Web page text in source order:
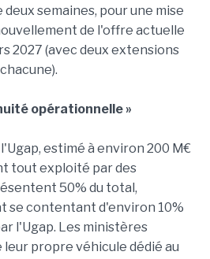
deux semaines, pour une mise
de l'offre actuelle
2027 (avec deux extensions
opérationnelle »
estimé à environ 200 M€
tout exploité par des
50% du total,
se contentant d'environ 10%
l'Ugap. Les ministères
propre véhicule dédié au